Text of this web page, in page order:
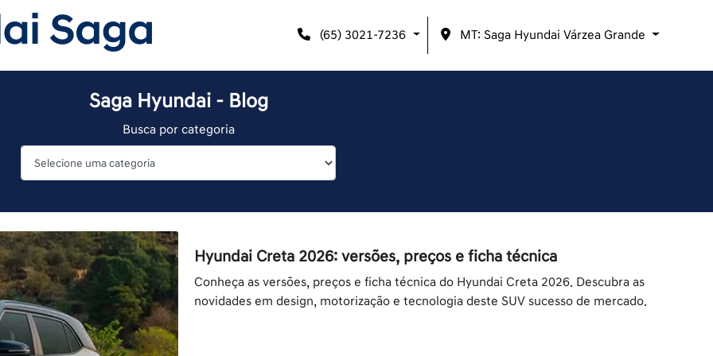
(65) 3021-7236 MT: Saga Hyundai Várzea Grande
Saga Hyundai - Blog
Busca por categoria
Hyundai Creta 2026: versões, preços e ficha técnica
Conheça as versões, preços e ficha técnica do Hyundai Creta 2026. Descubra as
novidades em design, motorização e tecnologia deste SUV sucesso de mercado.